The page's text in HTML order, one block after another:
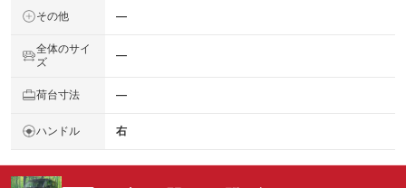
その他 ―
全体のサイ
ズ
―
荷台寸法 ―
ハンドル 右